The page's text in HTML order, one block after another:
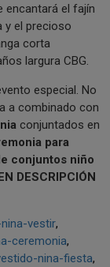
encantará el fajín
y el precioso
corta
largura CBG.
especial. No
a combinado con
conjuntados en
para
conjuntos niño
DESCRIPCIÓN
vestir
ceremonia
nina-fiesta